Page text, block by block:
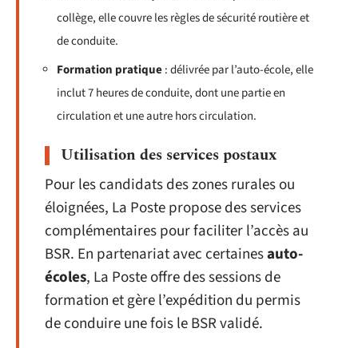
collège, elle couvre les règles de sécurité routière et
de conduite.
Formation pratique: délivrée par l’auto-école, elle
inclut 7 heures de conduite, dont une partie en
circulation et une autre hors circulation.
Utilisation des services postaux
Pour les candidats des zones rurales ou
éloignées, La Poste propose des services
complémentaires pour faciliter l’accès au
BSR. En partenariat avec certainesauto-
écoles, La Poste offre des sessions de
formation et gère l’expédition du permis
de conduire une fois le BSR validé.